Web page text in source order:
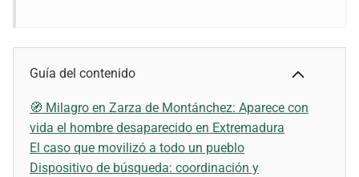
Guía del contenido
🧭 Milagro en Zarza de Montánchez: Aparece con
vida el hombre desaparecido en Extremadura
El caso que movilizó a todo un pueblo
Dispositivo de búsqueda: coordinación y